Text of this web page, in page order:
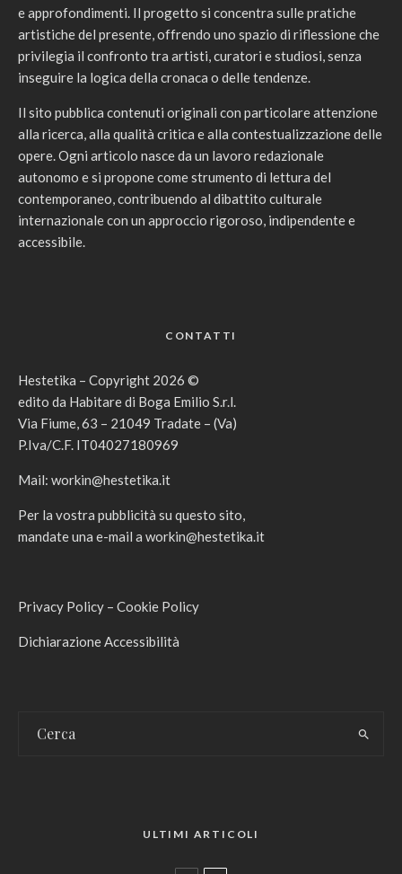
e approfondimenti. Il progetto si concentra sulle pratiche
artistiche del presente, offrendo uno spazio di riflessione che
privilegia il confronto tra artisti, curatori e studiosi, senza
inseguire la logica della cronaca o delle tendenze.
Il sito pubblica contenuti originali con particolare attenzione
alla ricerca, alla qualità critica e alla contestualizzazione delle
opere. Ogni articolo nasce da un lavoro redazionale
autonomo e si propone come strumento di lettura del
contemporaneo, contribuendo al dibattito culturale
internazionale con un approccio rigoroso, indipendente e
accessibile.
CONTATTI
Hestetika – Copyright 2026 ©
edito da Habitare di Boga Emilio S.r.l.
Via Fiume, 63 – 21049 Tradate – (Va)
P.Iva/C.F. IT04027180969
Mail: workin@hestetika.it
Per la vostra pubblicità su questo sito,
mandate una e-mail a workin@hestetika.it
Privacy Policy – Cookie Policy
Dichiarazione Accessibilità
ULTIMI ARTICOLI